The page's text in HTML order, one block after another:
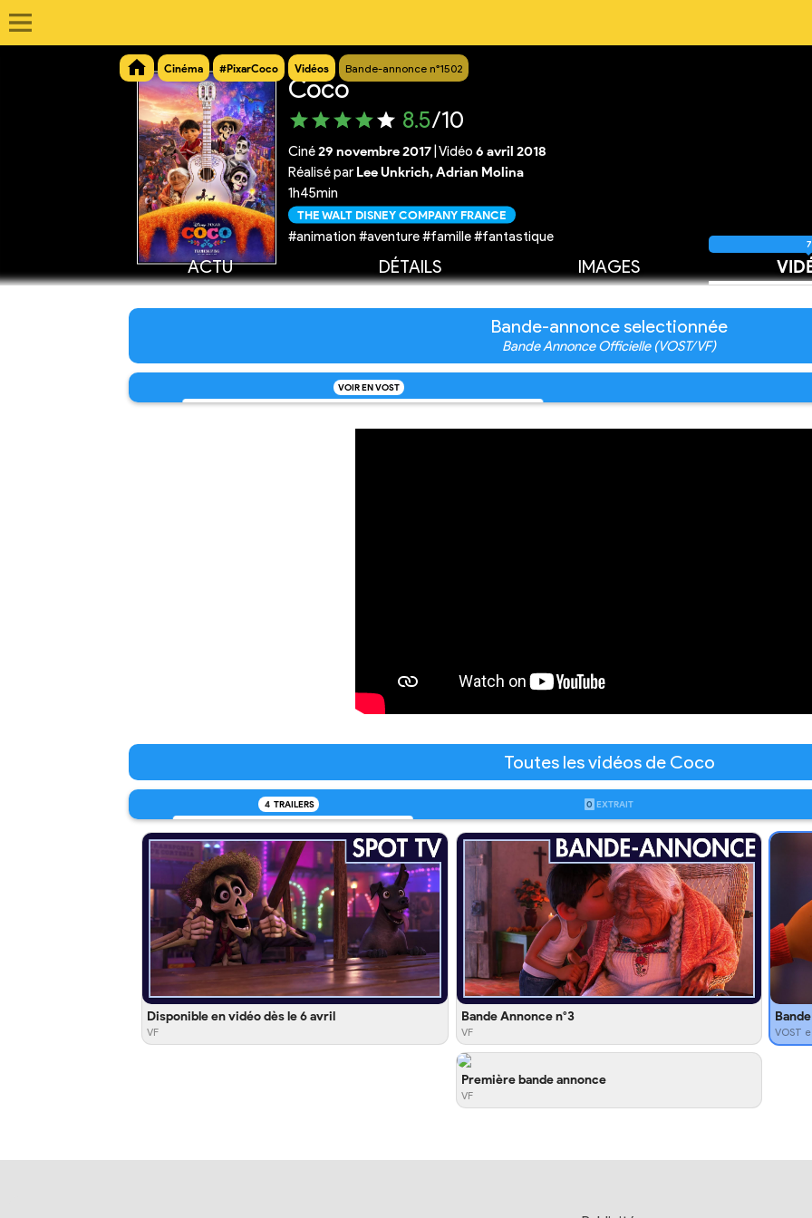
Cinéma #PixarCoco Vidéos Bande-annonce n°1502
Coco
8.5/10
Ciné29 novembre 2017 Vidéo 6 avril 2018
Réalisé par Lee Unkrich, Adrian Molina
1h45min
THE WALT DISNEY COMPANY FRANCE
#animation #aventure #famille #fantastique
ACTU DÉTAILS IMAGES
7
Bande-annonce selectionnée
Bande Annonce Officielle (VOST/VF)
VOIR EN VOST
Toutes les vidéos de Coco
4 TRAILERS 0 EXTRAIT
Disponible en vidéo dès le 6 avril
VF
Bande Annonce n°3
VF VOST
Première bande annonce
VF